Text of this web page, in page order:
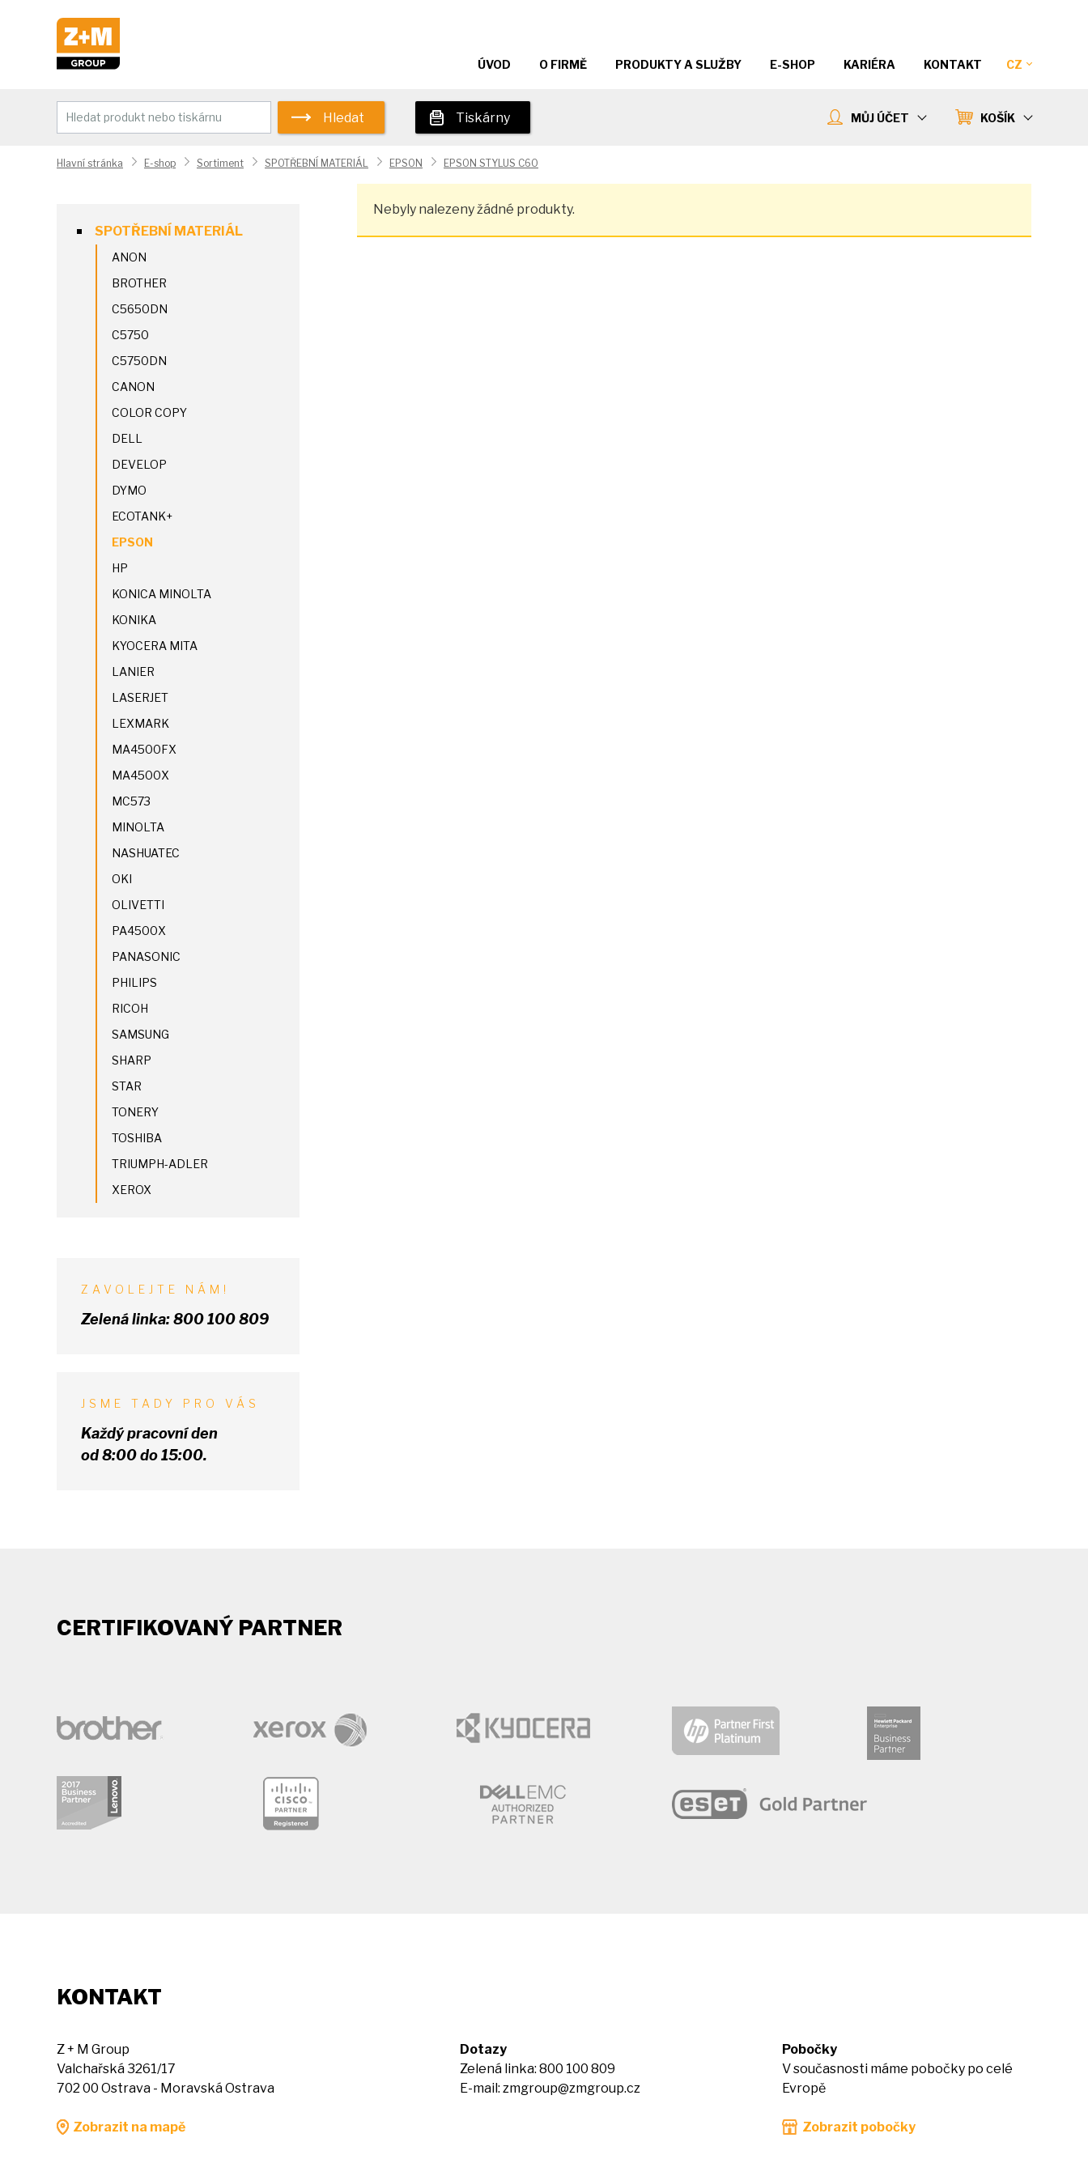
CZ
ÚVOD O FIRMĚ PRODUKTY A SLUŽBY E-SHOP KARIÉRA KONTAKT
Hledat Tiskárny KOŠÍK
MŮJ ÚČET
Hlavní stránka E-shop Sortiment SPOTŘEBNÍ MATERIÁL EPSON EPSON STYLUS C60
Nebyly nalezeny žádné produkty.
SPOTŘEBNÍ MATERIÁL
ANON
BROTHER
C5650DN
C5750
C5750DN
CANON
COLOR COPY
DELL
DEVELOP
DYMO
ECOTANK+
EPSON
HP
KONICA MINOLTA
KONIKA
KYOCERA MITA
LANIER
LASERJET
LEXMARK
MA4500FX
MA4500X
MC573
MINOLTA
NASHUATEC
OKI
OLIVETTI
PA4500X
PANASONIC
PHILIPS
RICOH
SAMSUNG
SHARP
STAR
TONERY
TOSHIBA
TRIUMPH-ADLER
XEROX
ZAVOLEJTE NÁM!
Zelená linka:800 100 809
JSME TADY PRO VÁS
Každý pracovní den
od 8:00 do 15:00.
CERTIFIKOVANÝ PARTNER
KONTAKT
Z + M Group
Valchařská 3261/17
702 00 Ostrava - Moravská Ostrava
Zobrazit na mapě
Dotazy
Zelená linka: 800 100 809
E-mail: zmgroup@zmgroup.cz
Pobočky
V současnosti máme pobočky po celé
Evropě
Zobrazit pobočky